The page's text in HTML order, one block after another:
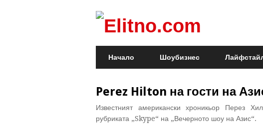
Начало Шоубизнес
Perez Hilton на гости на
Известният американски хроникьор Перез
рубриката „Skype“ на „Вечерното шоу на Азис“.